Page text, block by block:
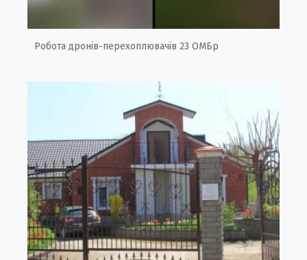
Робота дронів-перехоплювачів 23 ОМБр